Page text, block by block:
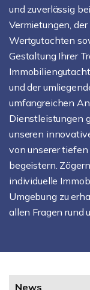
und zuverlässig
Vermietungen,
Wertgutachten
Gestaltung Ihrer
und der
umfangreichen
Dienstleistungen
unseren
von unserer
begeistern.
individuelle
Umgebung zu
allen Fragen rund
News